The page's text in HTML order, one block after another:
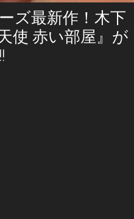
ズ最新作！木下
使 赤い部屋』が